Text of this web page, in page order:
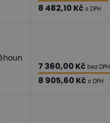
8 482,10 Kč s DPH
7 360,00 Kč bez DPH
8 905,60 Kč s DPH